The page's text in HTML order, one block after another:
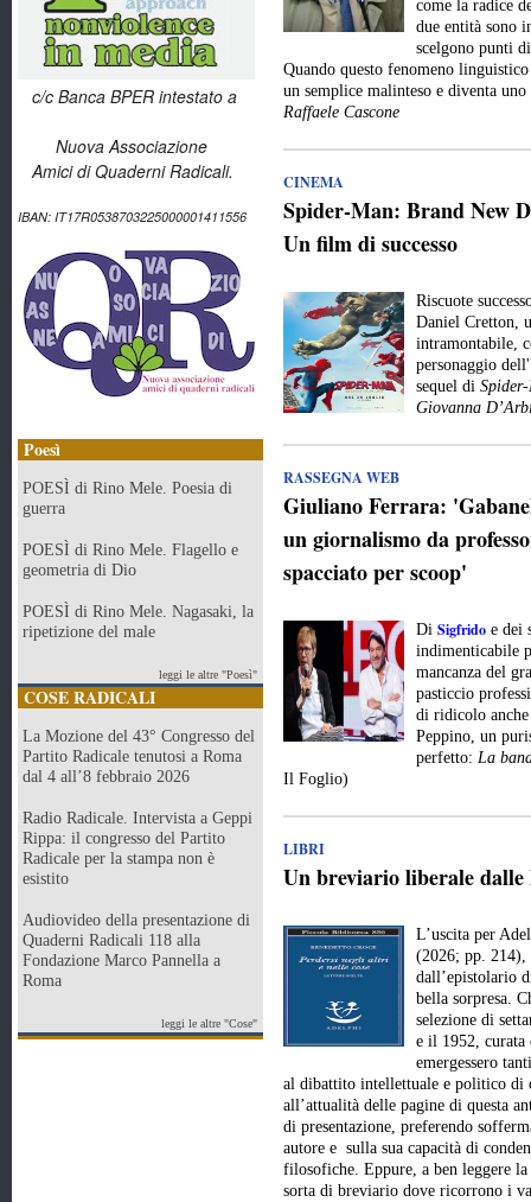
c/c Banca BPER intestato a
Nuova Associazione
Amici di Quaderni Radicali.
IBAN: IT17R0538703225000001411556
Poesì
POESÌ di Rino Mele. Poesia di
guerra
POESÌ di Rino Mele. Flagello e
geometria di Dio
POESÌ di Rino Mele. Nagasaki, la
ripetizione del male
leggi le altre "Poesì"
COSE RADICALI
La Mozione del 43° Congresso del
Partito Radicale tenutosi a Roma
dal 4 all’8 febbraio 2026
Radio Radicale. Intervista a Geppi
Rippa: il congresso del Partito
Radicale per la stampa non è
esistito
Audiovideo della presentazione di
Quaderni Radicali 118 alla
Fondazione Marco Pannella a
Roma
leggi le altre "Cose"
come la radice
due entità sono
scelgono punti
Quando questo fenomeno
un semplice malinteso e diventa
Raffaele Cascone
CINEMA
Spider-Man: Brand New
Un film di successo
Riscuote
Daniel Cretton,
intramontabile,
personaggio
sequel di
Giovanna
RASSEGNA WEB
Giuliano Ferrara:
un giornalismo da
spacciato per scoop'
Di Sigfrido e dei
indimenticabile
mancanza del
pasticcio
di ridicolo anche
Peppino, un
perfetto: La
Il Foglio)
LIBRI
Un breviario liberale dalle
L’uscita per
(2026; pp. 214),
dall’epistolario
bella sorpresa.
selezione di
e il 1952, curata
emergessero
al dibattito intellettuale e politico di
all’attualità delle pagine di questa
di presentazione, preferendo
autore e sulla sua capacità di
filosofiche. Eppure, a ben leggere la
sorta di breviario dove ricorrono i